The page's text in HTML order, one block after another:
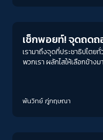
เช็กพอยท์! จุดถดถ
เรามาถึงจุดที่ประชาธิปไตย
พวกเรา ผลักไสให้เลือกข้าง
พันวิทย์ ภู่กฤษณา